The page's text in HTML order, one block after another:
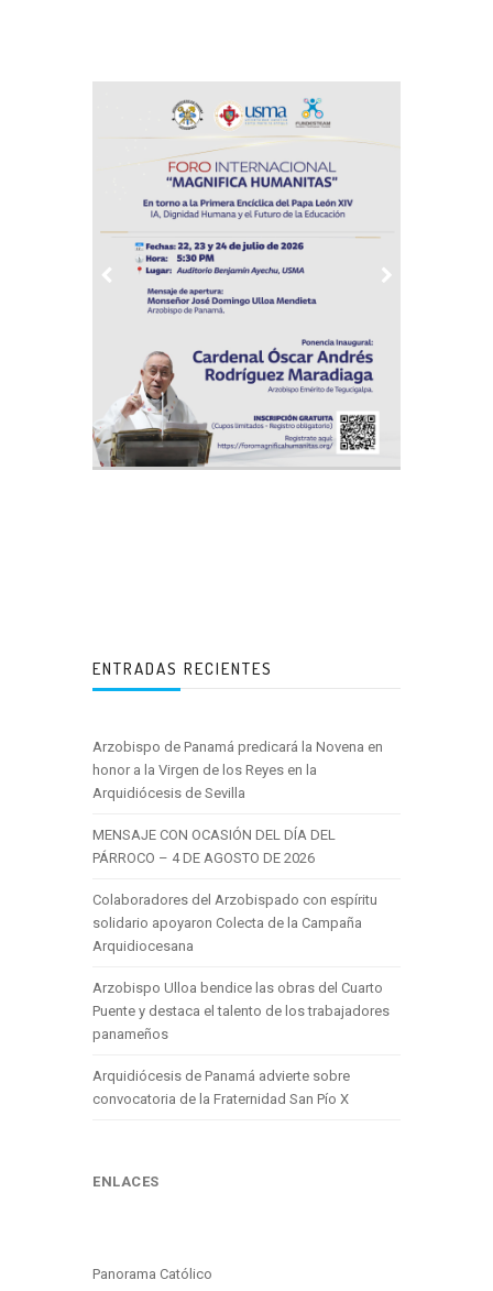
ENTRADAS RECIENTES
Arzobispo de Panamá predicará la Novena en
honor a la Virgen de los Reyes en la
Arquidiócesis de Sevilla
MENSAJE CON OCASIÓN DEL DÍA DEL
PÁRROCO – 4 DE AGOSTO DE 2026
Colaboradores del Arzobispado con espíritu
solidario apoyaron Colecta de la Campaña
Arquidiocesana
Arzobispo Ulloa bendice las obras del Cuarto
Puente y destaca el talento de los trabajadores
panameños
Arquidiócesis de Panamá advierte sobre
convocatoria de la Fraternidad San Pío X
ENLACES
Panorama Católico